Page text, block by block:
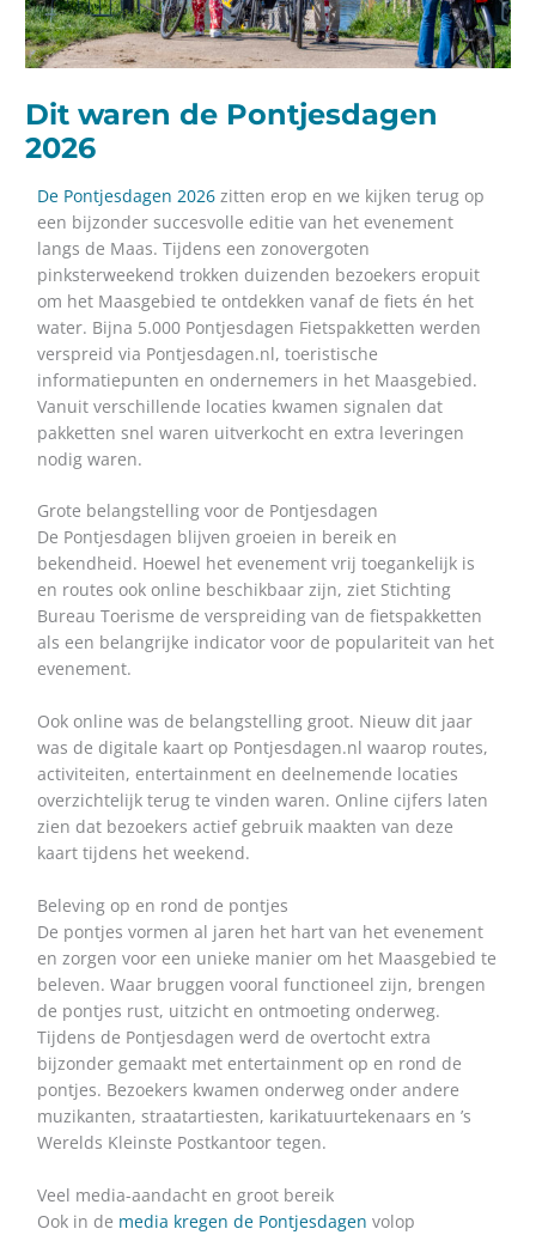
Dit waren de Pontjesdagen
2026
De Pontjesdagen 2026 zitten erop en we kijken terug op
een bijzonder succesvolle editie van het evenement
langs de Maas. Tijdens een zonovergoten
pinksterweekend trokken duizenden bezoekers eropuit
om het Maasgebied te ontdekken vanaf de fiets én het
water. Bijna 5.000 Pontjesdagen Fietspakketten werden
verspreid via Pontjesdagen.nl, toeristische
informatiepunten en ondernemers in het Maasgebied.
Vanuit verschillende locaties kwamen signalen dat
pakketten snel waren uitverkocht en extra leveringen
nodig waren.
Grote belangstelling voor de Pontjesdagen
De Pontjesdagen blijven groeien in bereik en
bekendheid. Hoewel het evenement vrij toegankelijk is
en routes ook online beschikbaar zijn, ziet Stichting
Bureau Toerisme de verspreiding van de fietspakketten
als een belangrijke indicator voor de populariteit van het
evenement.
Ook online was de belangstelling groot. Nieuw dit jaar
was de digitale kaart op Pontjesdagen.nl waarop routes,
activiteiten, entertainment en deelnemende locaties
overzichtelijk terug te vinden waren. Online cijfers laten
zien dat bezoekers actief gebruik maakten van deze
kaart tijdens het weekend.
Beleving op en rond de pontjes
De pontjes vormen al jaren het hart van het evenement
en zorgen voor een unieke manier om het Maasgebied te
beleven. Waar bruggen vooral functioneel zijn, brengen
de pontjes rust, uitzicht en ontmoeting onderweg.
Tijdens de Pontjesdagen werd de overtocht extra
bijzonder gemaakt met entertainment op en rond de
pontjes. Bezoekers kwamen onderweg onder andere
muzikanten, straatartiesten, karikatuurtekenaars en ’s
Werelds Kleinste Postkantoor tegen.
Veel media-aandacht en groot bereik
Ook in de media kregen de Pontjesdagen volop